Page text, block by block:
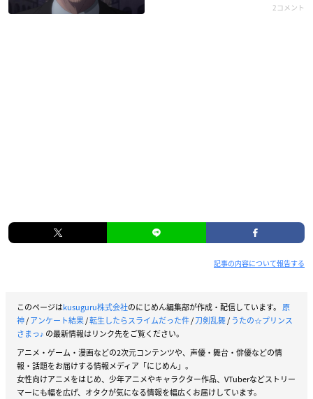
2コメント
記事の内容について報告する
このページはkusuguru株式会社のにじめん編集部が作成・配信しています。 原
神/アンケート結果/転生したらスライムだった件/刀剣乱舞/ うたの☆プリンス
さまっ♪ の最新情報はリンク先をご覧ください。
アニメ・ゲーム・漫画などの2次元コンテンツや、声優・舞台・俳優などの情
報・話題をお届けする情報メディア「にじめん」。
女性向けアニメをはじめ、少年アニメやキャラクター作品、VTuberなどストリー
マーにも幅を広げ、オタクが気になる情報を幅広くお届けしています。